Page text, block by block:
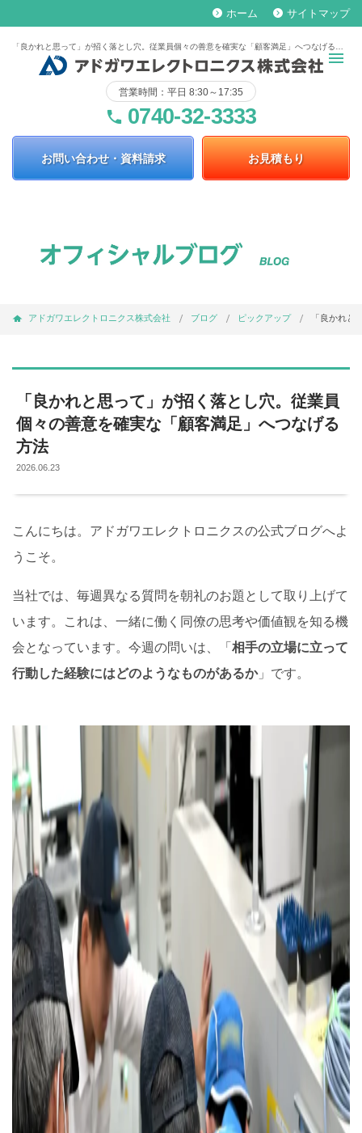
keyboard_arrow_right ホーム keyboard_arrow_right サイトマップ
営業時間：平日 8:30～17:35
phone 0740-32-3333
お問い合わせ・資料請求 お見積もり
アドガワエレクトロニクス株式会社 ブログ ピックアップ 「良かれ
「良かれと思って」が招く落とし穴。従業員
個々の善意を確実な「顧客満足」へつなげる
方法
2026.06.23
こんにちは。アドガワエレクトロニクスの公式ブログへよ
うこそ。
当社では、毎週異なる質問を朝礼のお題として取り上げて
います。これは、一緒に働く同僚の思考や価値観を知る機
会となっています。今週の問いは、「 相手の立場に立って
行動した経験にはどのようなものがあるか」です。